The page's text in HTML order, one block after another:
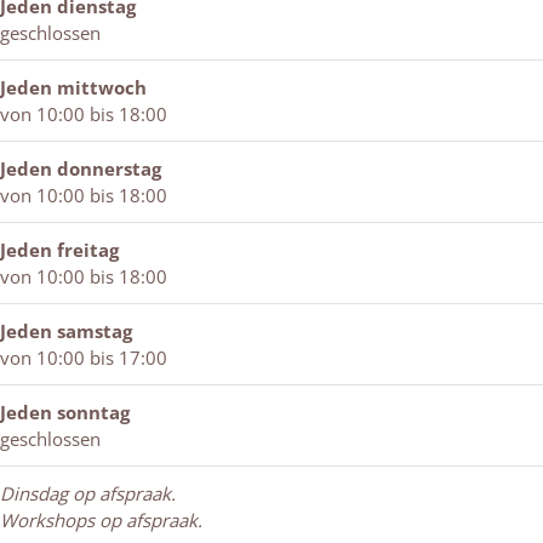
e
r
G
e
m
a
a
k
t
d
e
r
G
e
m
a
a
k
t
Jeden dienstag
geschlossen
Jeden mittwoch
von 10:00 bis 18:00
Jeden donnerstag
von 10:00 bis 18:00
Jeden freitag
von 10:00 bis 18:00
Jeden samstag
von 10:00 bis 17:00
Jeden sonntag
geschlossen
Dinsdag op afspraak.
Workshops op afspraak.